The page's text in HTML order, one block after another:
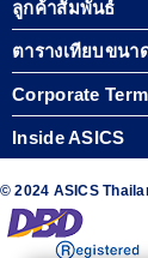
ลูกค้าสัมพันธ์
ตารางเทียบขนา
Corporate
Inside ASICS
© 2024 ASICS